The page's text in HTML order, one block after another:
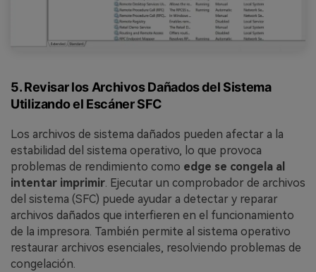
5. Revisar los Archivos Dañados del Sistema
Utilizando el Escáner SFC
Los archivos de sistema dañados pueden afectar a la
estabilidad del sistema operativo, lo que provoca
problemas de rendimiento como edge se congela al
intentar imprimir . Ejecutar un comprobador de archivos
del sistema (SFC) puede ayudar a detectar y reparar
archivos dañados que interfieren en el funcionamiento
de la impresora. También permite al sistema operativo
restaurar archivos esenciales, resolviendo problemas de
congelación.